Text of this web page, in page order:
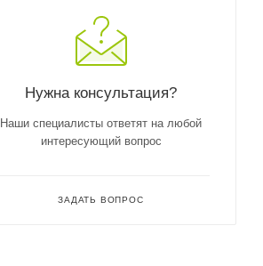
Нужна консультация?
Наши специалисты ответят на любой
интересующий вопрос
ЗАДАТЬ ВОПРОС